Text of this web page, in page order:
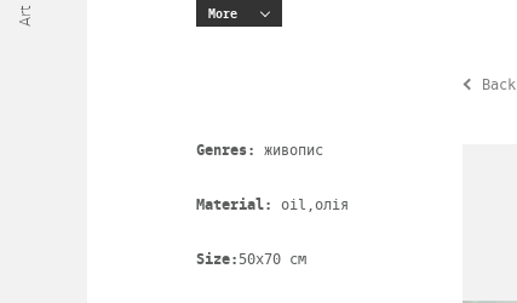
More
Back
Genres: живопис
Material: oil,олія
Size:50х70 cm